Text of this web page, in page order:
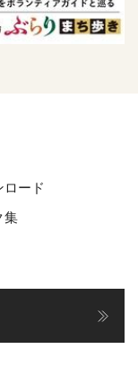
ロード
集